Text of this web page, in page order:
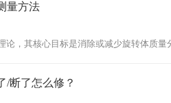
量方法
论，其核心目标是消除或减少旋转体质
/断了怎么修？